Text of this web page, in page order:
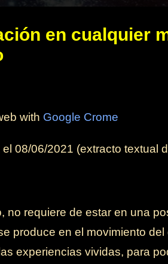
en cualquier
with Google Crome
el 08/06/2021 (extracto textual
no requiere de estar en una
produce en el movimiento
experiencias vividas, para